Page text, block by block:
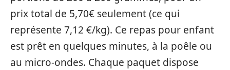
prix total de 5,70€ seulement (ce qui
représente 7,12 €/kg). Ce repas pour enfant
est prêt en quelques minutes, à la poêle ou
au micro-ondes. Chaque paquet dispose